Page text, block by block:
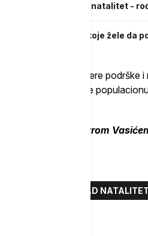
zabeležen najniži natalitet -
podržava žene koje žele da
na finansijske mere
unazad sprovode
sa profesorom Petrom
PAD